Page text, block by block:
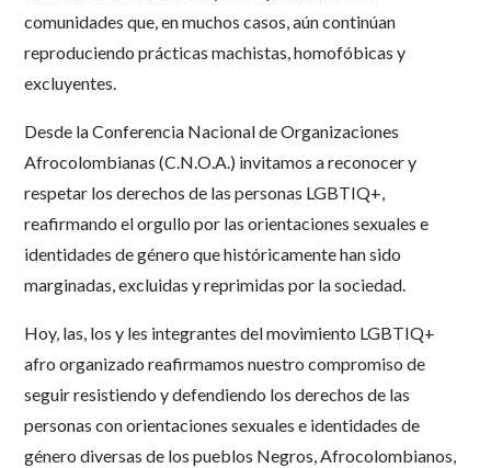
comunidades que, en muchos casos, aún continúan
reproduciendo prácticas machistas, homofóbicas y
excluyentes.
Desde la Conferencia Nacional de Organizaciones
Afrocolombianas (C.N.O.A.) invitamos a reconocer y
respetar los derechos de las personas LGBTIQ+,
reafirmando el orgullo por las orientaciones sexuales e
identidades de género que históricamente han sido
marginadas, excluidas y reprimidas por la sociedad.
Hoy, las, los y les integrantes del movimiento LGBTIQ+
afro organizado reafirmamos nuestro compromiso de
seguir resistiendo y defendiendo los derechos de las
personas con orientaciones sexuales e identidades de
género diversas de los pueblos Negros, Afrocolombianos,